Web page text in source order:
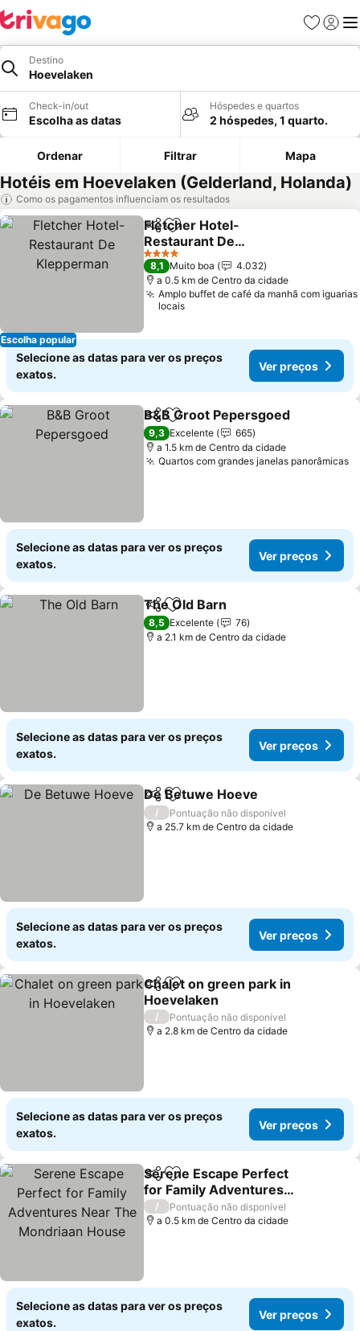
Favoritos
Iniciar
Destino
Hoevelaken
Check-in/out
Escolha as datas
Hóspedes e quartos
2 hóspedes, 1 quarto.
Ordenar Filtrar Mapa
Hotéis em Hoevelaken (Gelderland, Holanda)
Como os pagamentos influenciam os resultados
Escolha popular
PartilharAdicionar aos favoritos
Fletcher Hotel-
Restaurant De
Klepperman
4 Estrelas
8,1 Muito boa
4.032
a 0.5 km de Centro da cidade
Amplo buffet de café da manhã com iguarias
locais
Selecione as datas para ver os preços
exatos.
Ver preços
PartilharAdicionar aos favoritos
B&B Groot Pepersgoed
9,3 Excelente
665
a 1.5 km de Centro da cidade
Quartos com grandes janelas panorâmicas
Selecione as datas para ver os preços
exatos.
Ver preços
PartilharAdicionar aos favoritos
The Old Barn
8,5 Excelente
76
a 2.1 km de Centro da cidade
Selecione as datas para ver os preços
exatos.
Ver preços
PartilharAdicionar aos favoritos
De Betuwe Hoeve
/
Pontuação não disponível
a 25.7 km de Centro da cidade
Selecione as datas para ver os preços
exatos.
Ver preços
PartilharAdicionar aos favoritos
Chalet on green park in
Hoevelaken
/
Pontuação não disponível
a 2.8 km de Centro da cidade
Selecione as datas para ver os preços
exatos.
Ver preços
PartilharAdicionar aos favoritos
Serene Escape Perfect
for Family Adventures
Near The Mondriaan
House
/
Pontuação não disponível
a 0.5 km de Centro da cidade
Selecione as datas para ver os preços
exatos.
Ver preços